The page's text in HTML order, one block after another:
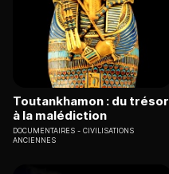
Toutankhamon : du trésor
à la malédiction
DOCUMENTAIRES
CIVILISATIONS
ANCIENNES